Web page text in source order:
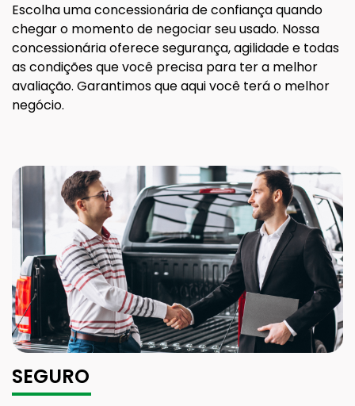
Escolha uma concessionária de confiança quando
chegar o momento de negociar seu usado. Nossa
concessionária oferece segurança, agilidade e todas
as condições que você precisa para ter a melhor
avaliação. Garantimos que aqui você terá o melhor
negócio.
SEGURO